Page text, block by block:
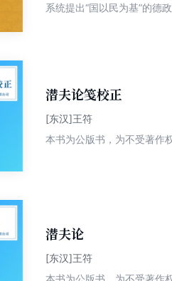
系统提出“国以民为基”的德
潜夫论笺校正
[东汉]王符
本书为公版书，为不受著作
潜夫论
[东汉]王符
本书为公版书，为不受著作